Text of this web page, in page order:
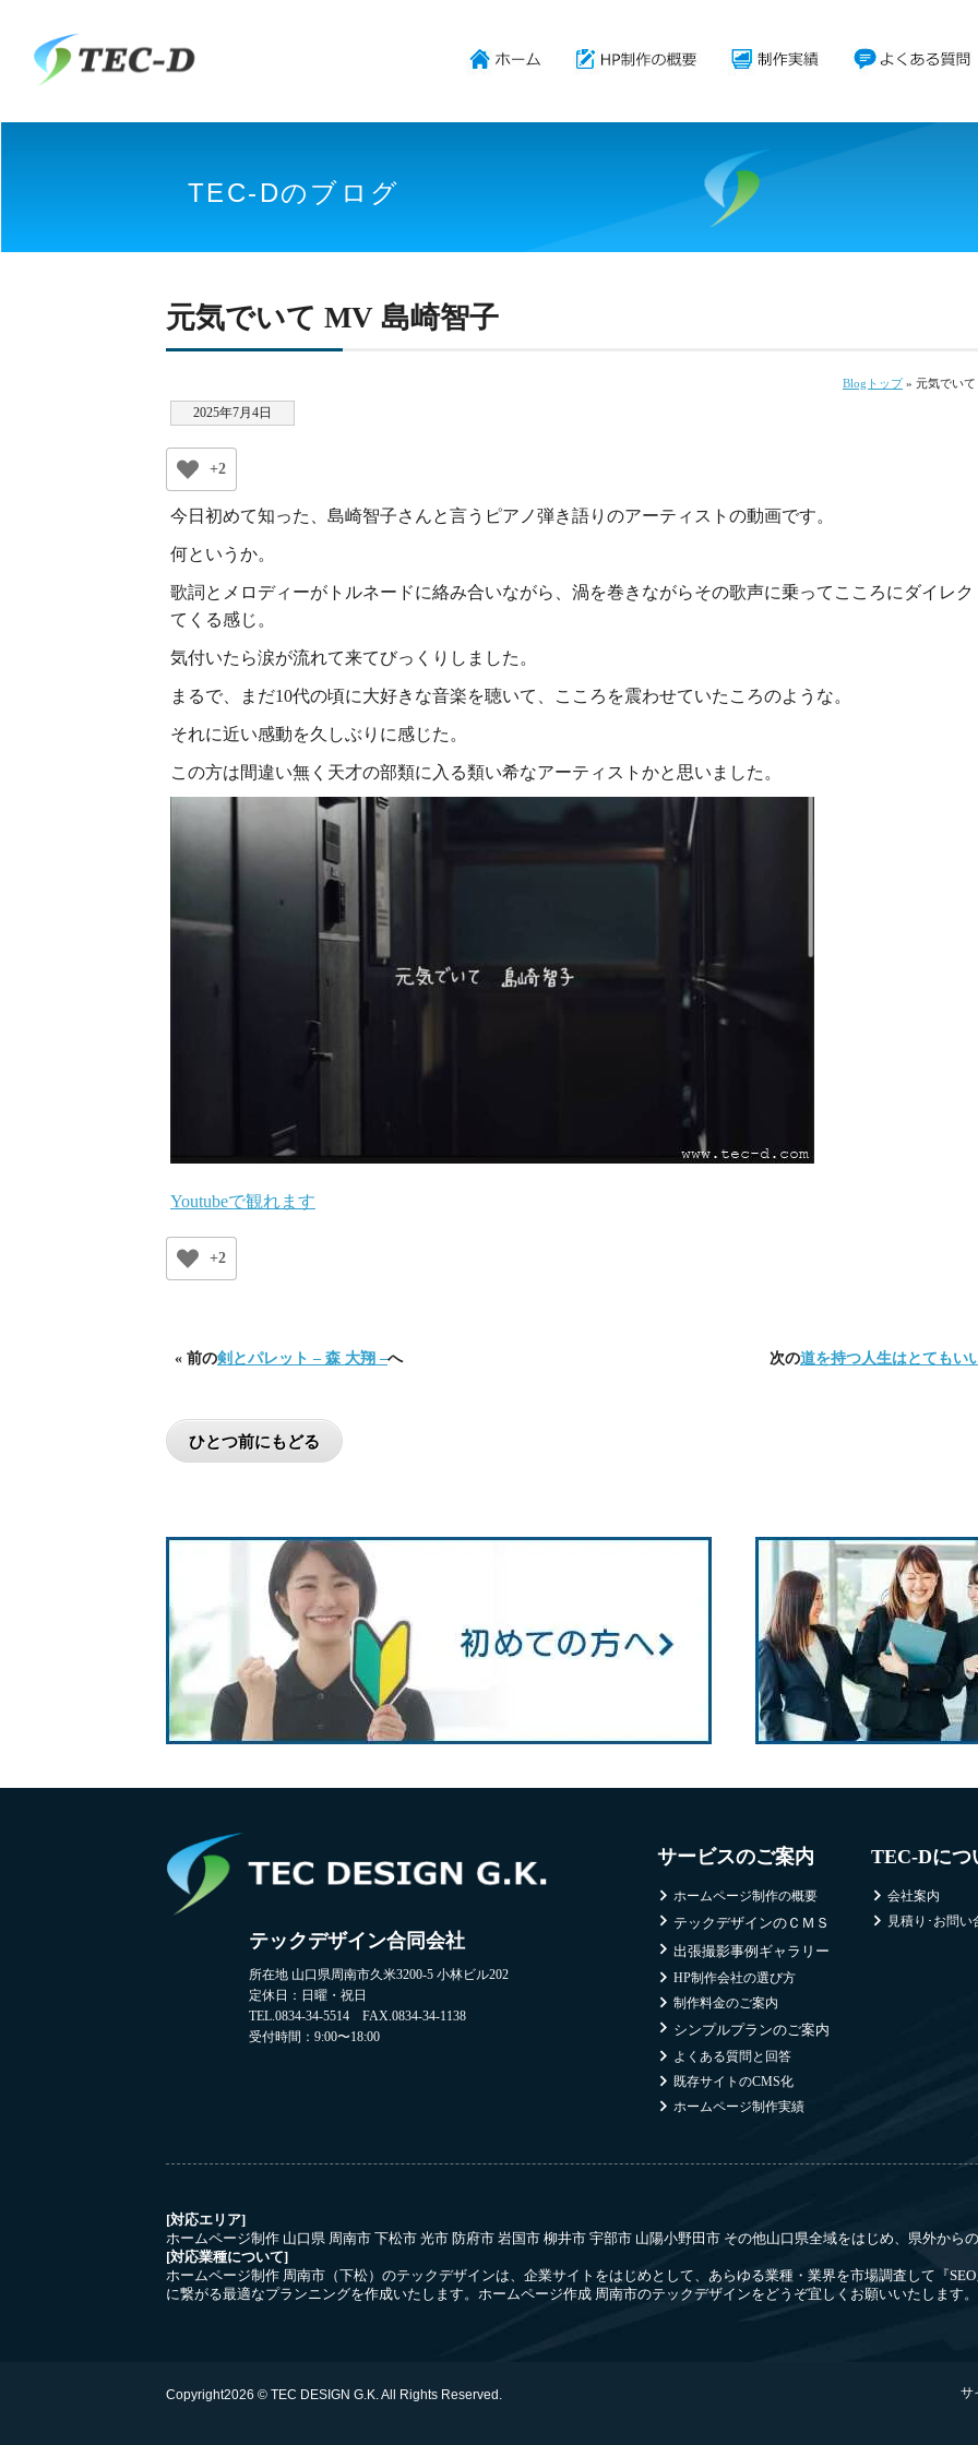
TEC-Dのブログ
元気でいて MV 島崎智子
Blogトップ » 元気でい
2025年7月4日
+2
今日初めて知った、島崎智子さんと言うピアノ弾き語りのアーティストの動画です。
何というか。
歌詞とメロディーがトルネードに絡み合いながら、渦を巻きながらその歌声に乗ってこころにダイレク
てくる感じ。
気付いたら涙が流れて来てびっくりしました。
まるで、まだ10代の頃に大好きな音楽を聴いて、こころを震わせていたころのような。
それに近い感動を久しぶりに感じた。
この方は間違い無く天才の部類に入る類い希なアーティストかと思いました。
Youtubeで観れます
+2
« 前の剣とパレット – 森 大翔 –へ 次の道を持つ人生はとてもい
テックデザイン合同会社
所在地 山口県周南市久米3200-5 小林ビル202
定休日：日曜・祝日
TEL.0834-34-5514 FAX.0834-34-1138
受付時間：9:00〜18:00
サービスのご案内
ホームページ制作の概要
テックデザインのＣＭＳ
出張撮影事例ギャラリー
HP制作会社の選び方
制作料金のご案内
シンプルプランのご案内
よくある質問と回答
既存サイトのCMS化
ホームページ制作実績
TEC-Dにつ
会社案内
見積り･お問い
[対応エリア]
ホームページ制作 山口県 周南市 下松市 光市 防府市 岩国市 柳井市 宇部市 山陽小野田市 その他山口県全域をはじめ、県外から
[対応業種について]
ホームページ制作 周南市（下松）のテックデザインは、企業サイトをはじめとして、あらゆる業種・業界を市場調査して『
に繋がる最適なプランニングを作成いたします。ホームページ作成 周南市のテックデザインをどうぞ宜しくお願いいたします。
Copyright2026 © TEC DESIGN G.K.All Rights Reserved. サ